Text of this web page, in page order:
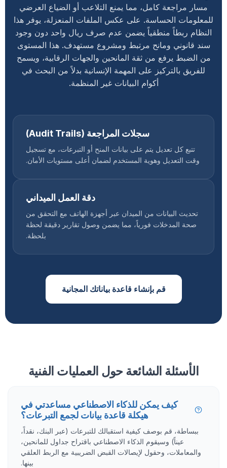
مسار مراجعة كامل، مما يمنع التلاعب أو الضياع العرضي
للمعلومات الحساسة. على عكس الملفات المنعزلة، يوفر هذا
النظام ربطاً منطقياً يضمن عدم صرف ريال واحد دون وجود
سند قانوني ومانح مرتبط ومشروع مستهدف. هذا المستوى
من الضبط يرفع من ثقة المانحين والجهات الرقابية، ويسمح
للفريق بالتركيز على المهمة الإنسانية بدلاً من البحث في
أكوام البيانات غير المنظمة.
سجلات المراجعة (Audit Trails)
تتبع كل تعديل يتم على بيانات المنح أو التبرعات، مع تسجيل
وقت التعديل وهوية المستخدم لضمان أعلى مستويات الأمان.
دقة العمل الميداني
تحديث البيانات من الميدان عبر أجهزة الهاتف مع التحقق من
صحة المدخلات فورياً، مما يضمن وصول تقارير دقيقة لحظة
بلحظة.
قم بإنشاء قاعدة بياناتك المجانية
الأسئلة الشائعة حول العمليات الفنية
كيف يمكن للذكاء الاصطناعي مساعدتي في
هيكلة قاعدة بيانات لجمع التبرعات؟
ببساطة، قم بوصف كيفية استقبالك للتبرعات (عبر البنك، نقداً،
عيناً) وسيقوم الذكاء الاصطناعي باقتراح جداول للمانحين،
والمعاملات، وحقول لإيصالات القبض الضريبية مع الربط العلقي
بينها.